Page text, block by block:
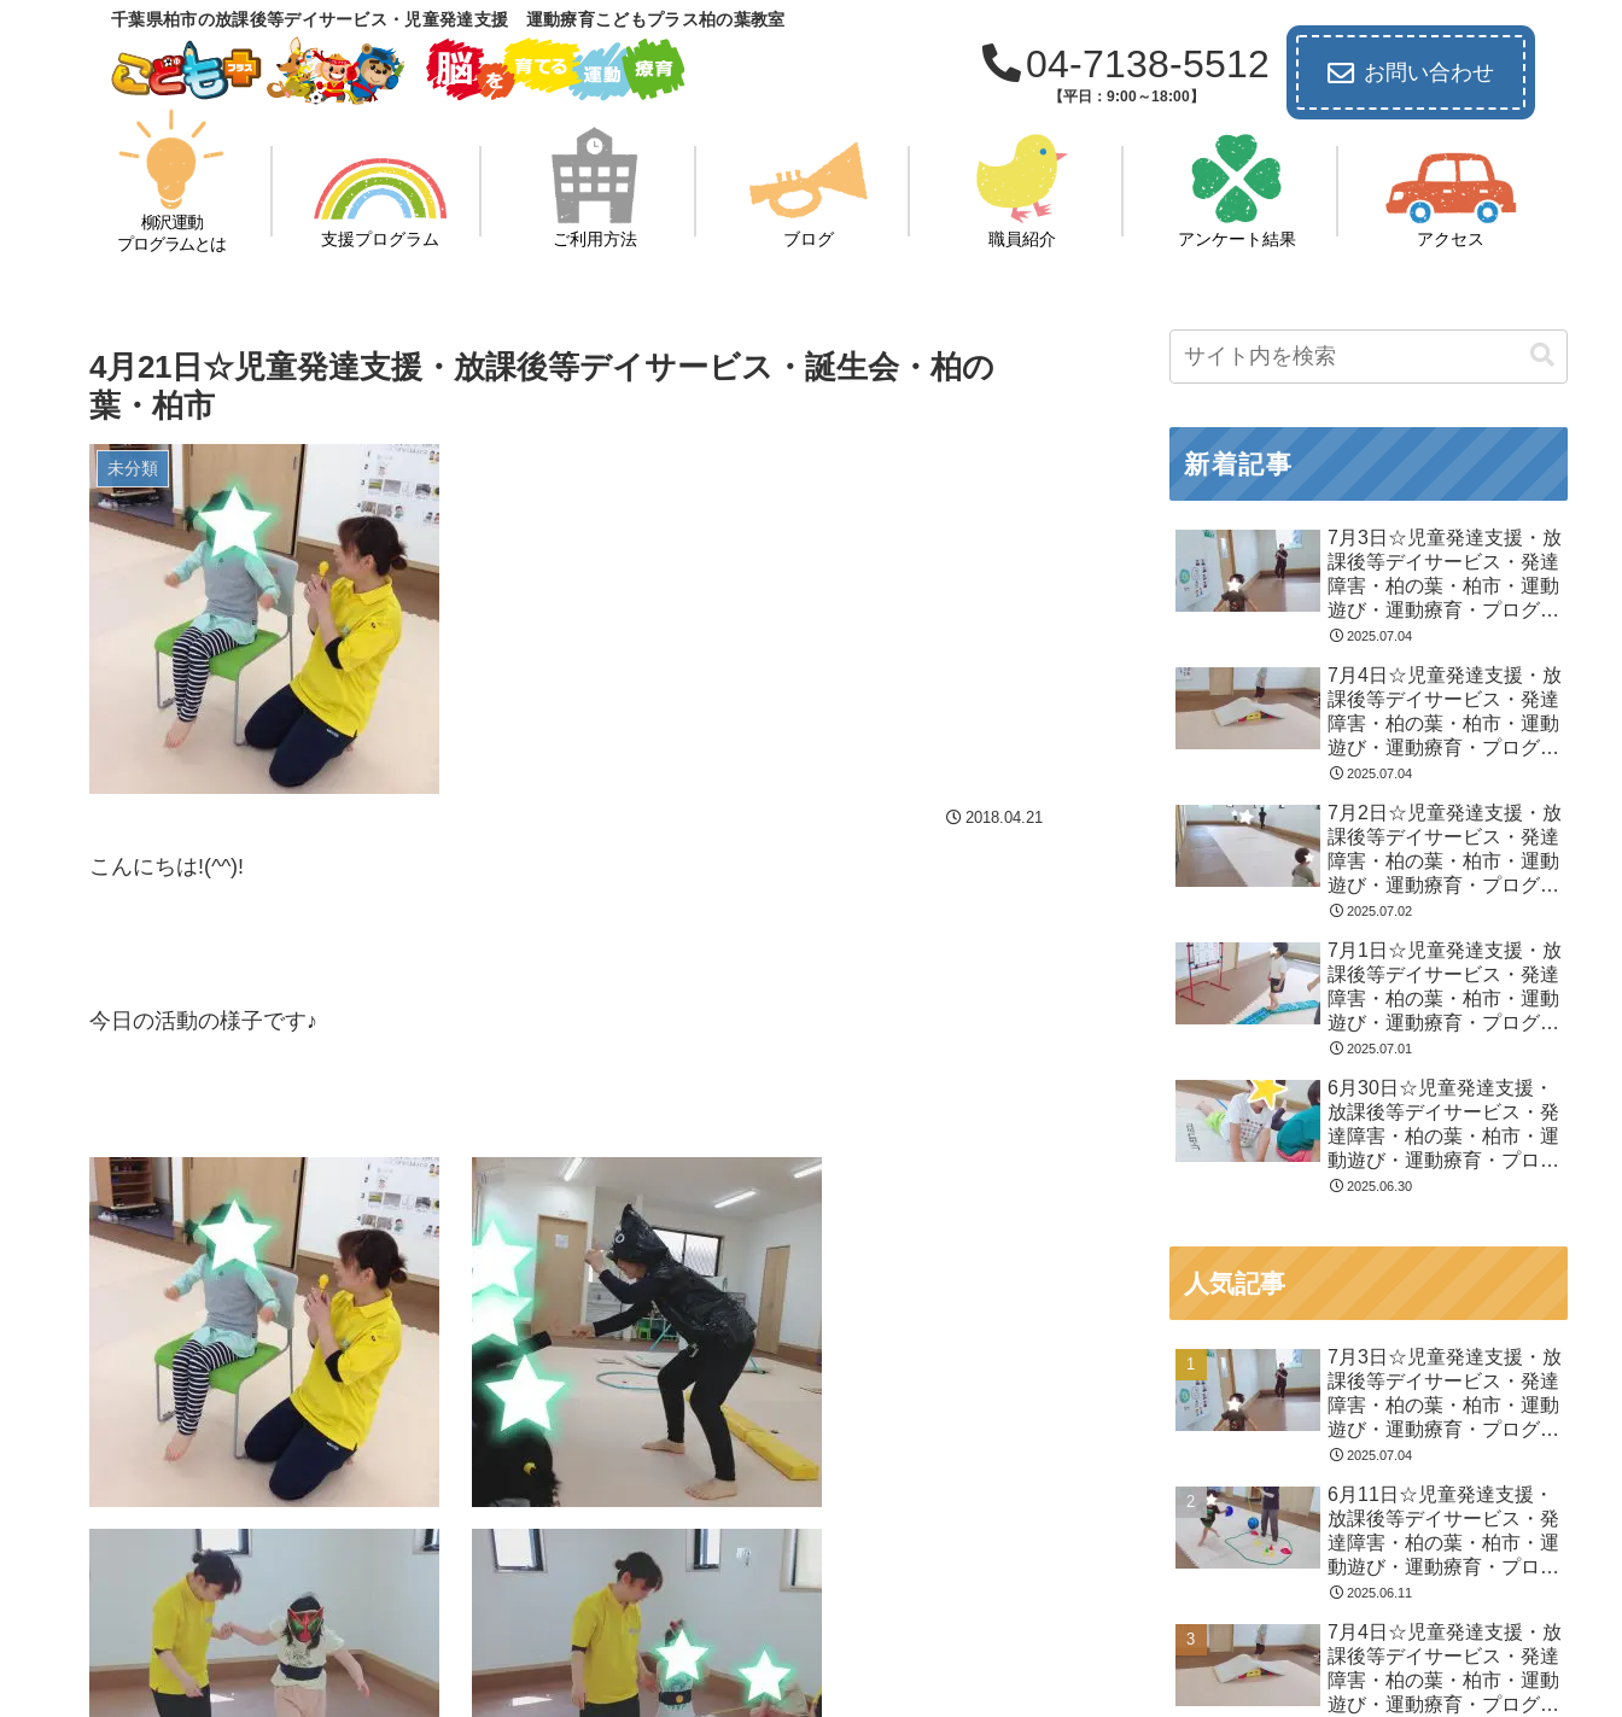
千葉県柏市の放課後等デイサービス・児童発達支援 運動療育こどもプラス柏の葉教室
04-7138-5512
【平日：9:00～18:00】
お問い合わせ
柳沢運動
プログラムとは
支援プログラム ご利用方法 ブログ 職員紹介 アンケート結果 アクセス
4月21日☆児童発達支援・放課後等デイサービス・誕生会・柏の
葉・柏市
未分類
2018.04.21
こんにちは!(^^)!
今日の活動の様子です♪
新着記事
7月3日☆児童発達支援・放
課後等デイサービス・発達
障害・柏の葉・柏市・運動
遊び・運動療育・プログラ
ム・楽しい療育
2025.07.04
7月4日☆児童発達支援・放
課後等デイサービス・発達
障害・柏の葉・柏市・運動
遊び・運動療育・プログラ
ム・楽しい療育
2025.07.04
7月2日☆児童発達支援・放
課後等デイサービス・発達
障害・柏の葉・柏市・運動
遊び・運動療育・プログラ
ム・楽しい療育
2025.07.02
7月1日☆児童発達支援・放
課後等デイサービス・発達
障害・柏の葉・柏市・運動
遊び・運動療育・プログラ
ム・楽しい療育
2025.07.01
6月30日☆児童発達支援・
放課後等デイサービス・発
達障害・柏の葉・柏市・運
動遊び・運動療育・プログ
ラム・楽しい療育
2025.06.30
人気記事
7月3日☆児童発達支援・放
課後等デイサービス・発達
障害・柏の葉・柏市・運動
遊び・運動療育・プログラ
ム・楽しい療育
2025.07.04
6月11日☆児童発達支援・
放課後等デイサービス・発
達障害・柏の葉・柏市・運
動遊び・運動療育・プログ
ラム・楽しい療育
2025.06.11
7月4日☆児童発達支援・放
課後等デイサービス・発達
障害・柏の葉・柏市・運動
遊び・運動療育・プログラ